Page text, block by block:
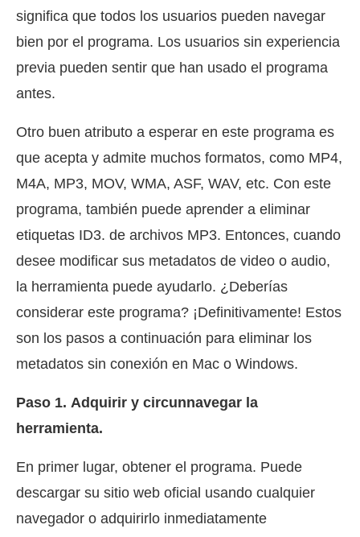
significa que todos los usuarios pueden navegar
bien por el programa. Los usuarios sin experiencia
previa pueden sentir que han usado el programa
antes.
Otro buen atributo a esperar en este programa es
que acepta y admite muchos formatos, como MP4,
M4A, MP3, MOV, WMA, ASF, WAV, etc. Con este
programa, también puede aprender a eliminar
etiquetas ID3. de archivos MP3. Entonces, cuando
desee modificar sus metadatos de video o audio,
la herramienta puede ayudarlo. ¿Deberías
considerar este programa? ¡Definitivamente! Estos
son los pasos a continuación para eliminar los
metadatos sin conexión en Mac o Windows.
Paso 1. Adquirir y circunnavegar la
herramienta.
En primer lugar, obtener el programa. Puede
descargar su sitio web oficial usando cualquier
navegador o adquirirlo inmediatamente